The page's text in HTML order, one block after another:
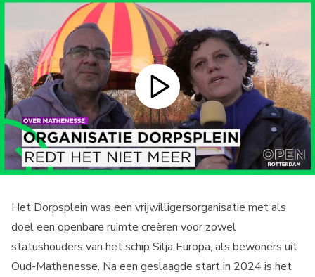
Het Dorpsplein was een vrijwilligersorganisatie met als
doel een openbare ruimte creëren voor zowel
statushouders van het schip Silja Europa, als bewoners uit
Oud-Mathenesse. Na een geslaagde start in 2024 is het